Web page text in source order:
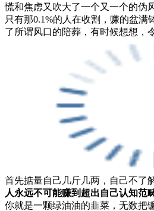
慌和焦虑又吹大了一个又一个的伪
只有那0.1%的人在收割，赚的盆满
了所谓风口的陪葬，有时候想想，
首先掂量自己几斤几两，自己不了
人永远不可能赚到超出自己认知范
你就是一颗绿油油的韭菜，无数把